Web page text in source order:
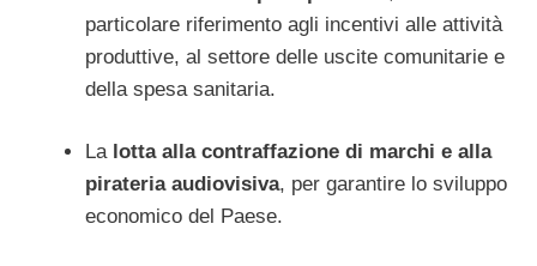
particolare riferimento agli incentivi alle attività
produttive, al settore delle uscite comunitarie e
della spesa sanitaria.
La lotta alla contraffazione di marchi e alla
pirateria audiovisiva, per garantire lo sviluppo
economico del Paese.